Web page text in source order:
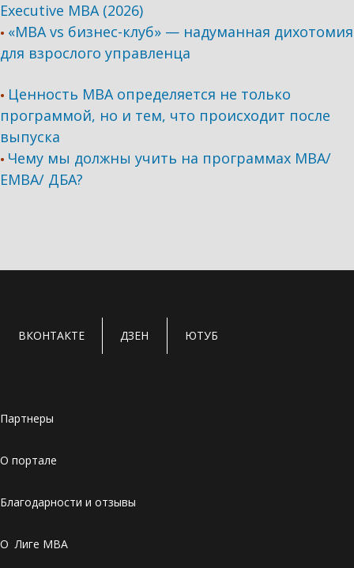
Executive MBA (2026)
• «MBA vs бизнес-клуб» — надуманная дихотомия
для взрослого управленца
• Ценность MBA определяется не только
программой, но и тем, что происходит после
выпуска
• Чему мы должны учить на программах МВА/
ЕМВА/ ДБА?
ВКОНТАКТЕ ДЗЕН ЮТУБ
Партнеры
О портале
Благодарности и отзывы
О Лиге MBA